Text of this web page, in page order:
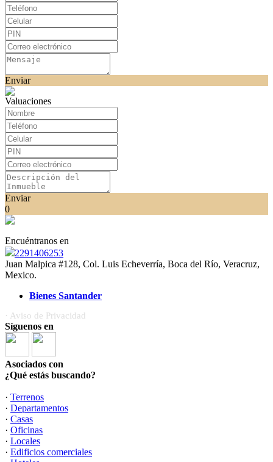
Enviar
Valuaciones
Enviar
0
Encuéntranos en
2291406253
Juan Malpica #128, Col. Luis Echeverría, Boca del Río, Veracruz,
Mexico.
Bienes Santander
· Aviso de Privacidad
Síguenos en
Asociados con
¿Qué estás buscando?
· Terrenos
· Departamentos
· Casas
· Oficinas
· Locales
· Edificios comerciales